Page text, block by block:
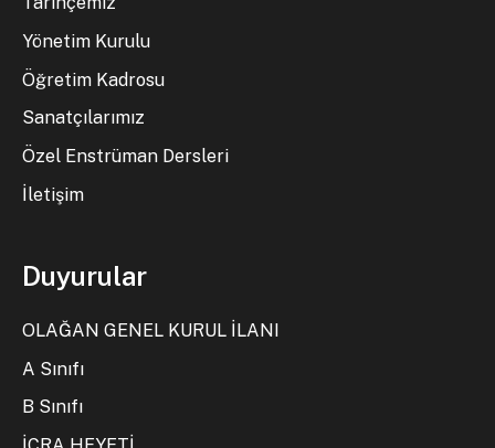
Yönetim Kurulu
Öğretim Kadrosu
Sanatçılarımız
Özel Enstrüman Dersleri
İletişim
Duyurular
OLAĞAN GENEL KURUL İLANI
A Sınıfı
B Sınıfı